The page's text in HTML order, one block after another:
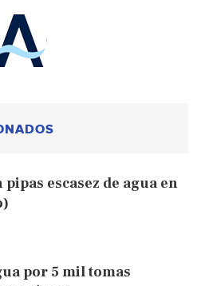
escasez de agua en
por 5 mil tomas